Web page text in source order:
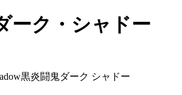
ーク・シャドー
黒炎闘鬼ダーク シャドー